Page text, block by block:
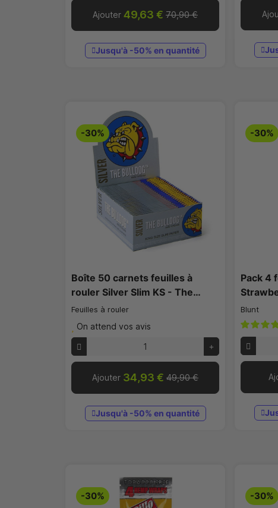
Ajouter 49,63 € 70,90 €
Jusqu'à -50% en quantité
-30%
Boîte 50 carnets feuilles à
rouler Silver Slim KS - The…
Feuilles à rouler
On attend vos avis
Ajouter 34,93 € 49,90 €
Jusqu'à -50% en quantité
-30%
Pack 4
Blunt
-30% -30%